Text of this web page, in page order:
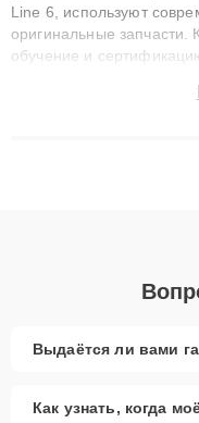
Line 6, используют
оригинальные
обучение и
сохранением гарантии
Выдаётся ли вами
Как узнать, когда